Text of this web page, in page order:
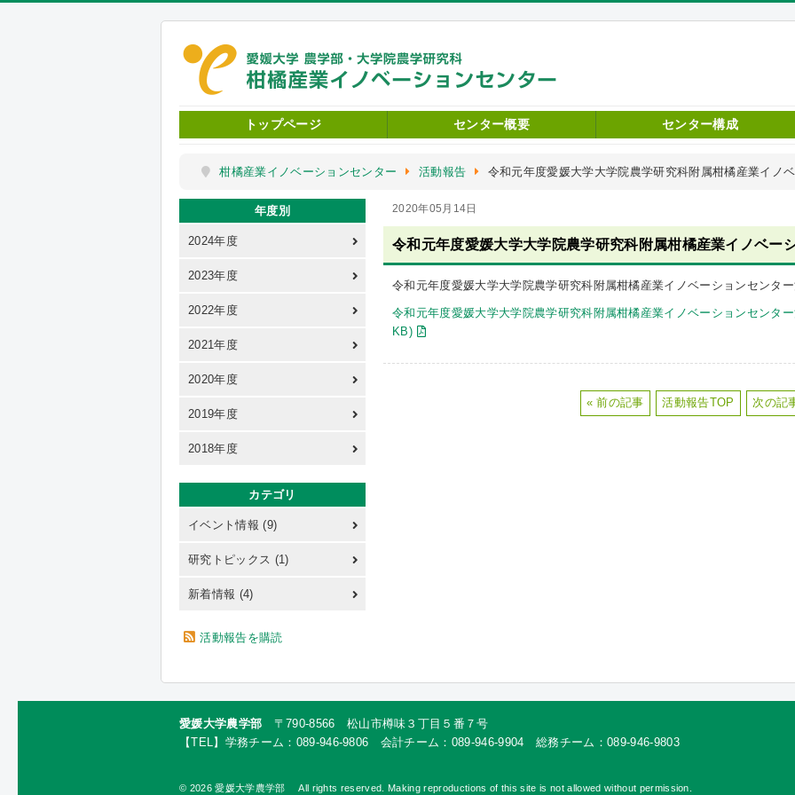
トップページ センター概要 センター構成
柑橘産業イノベーションセンター 活動報告 令和元年度愛媛大学大学院農学研究科附属柑橘産業イノ
2020年05月14日
令和元年度愛媛大学大学院農学研究科附属柑橘産業イノベー
令和元年度愛媛大学大学院農学研究科附属柑橘産業イノベーションセンタ
令和元年度愛媛大学大学院農学研究科附属柑橘産業イノベーションセン
KB)
« 前の記事 活動報告TOP 次の記
年度別
2024年度
2023年度
2022年度
2021年度
2020年度
2019年度
2018年度
カテゴリ
イベント情報 (9)
研究トピックス (1)
新着情報 (4)
活動報告を購読
愛媛大学農学部 〒790-8566 松山市樽味３丁目５番７号
【TEL】学務チーム：089-946-9806 会計チーム：089-946-9904 総務チーム：089-946-9803
© 2026 愛媛大学農学部 All rights reserved. Making reproductions of this site is not allowed without permission.